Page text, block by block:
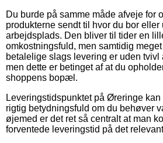
Du burde på samme måde afveje for
produkterne sendt til hvor du bor eller
arbejdsplads. Den bliver til tider en
omkostningsfuld, men samtidig
betalelige slags levering er uden tvivl
men dette er betinget af at du
shoppens bopæl.
Leveringstidspunktet på Øreringe
rigtig betydningsfuld om du behøver
øjemed er det ret så centralt at man
forventede leveringstid på det